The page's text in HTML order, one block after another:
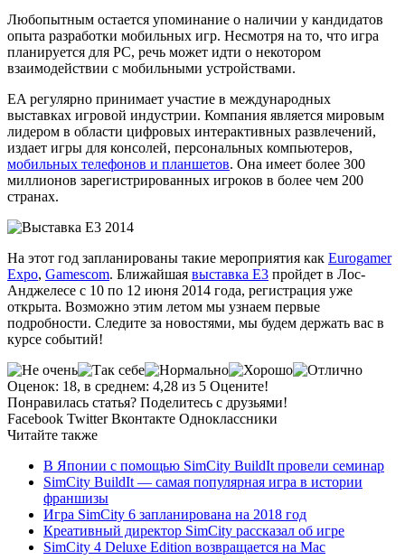
Любопытным остается упоминание о наличии у кандидатов
опыта разработки мобильных игр. Несмотря на то, что игра
планируется для PC, речь может идти о некотором
взаимодействии с мобильными устройствами.
EA регулярно принимает участие в международных
выставках игровой индустрии. Компания является мировым
лидером в области цифровых интерактивных развлечений,
издает игры для консолей, персональных компьютеров,
мобильных телефонов и планшетов. Она имеет более 300
миллионов зарегистрированных игроков в более чем 200
странах.
На этот год запланированы такие мероприятия как Eurogamer
Expo, Gamescom. Ближайшая выставка E3 пройдет в Лос-
Анджелесе с 10 по 12 июня 2014 года, регистрация уже
открыта. Возможно этим летом мы узнаем первые
подробности. Следите за новостями, мы будем держать вас в
курсе событий!
Оценок: 18, в среднем: 4,28 из 5 Оцените!
Понравилась статья? Поделитесь с друзьями!
Facebook Twitter Вконтакте Одноклассники
Читайте также
В Японии с помощью SimCity BuildIt провели семинар
SimCity BuildIt — самая популярная игра в истории
франшизы
Игра SimCity 6 запланирована на 2018 год
Креативный директор SimCity рассказал об игре
SimCity 4 Deluxe Edition возвращается на Mac